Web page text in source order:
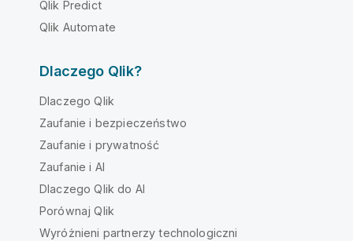
Qlik Predict
Qlik Automate
Dlaczego Qlik?
Dlaczego Qlik
Zaufanie i bezpieczeństwo
Zaufanie i prywatność
Zaufanie i AI
Dlaczego Qlik do AI
Porównaj Qlik
Wyróżnieni partnerzy technologiczni